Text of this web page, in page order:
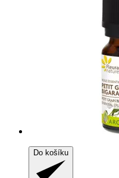
Do košíku